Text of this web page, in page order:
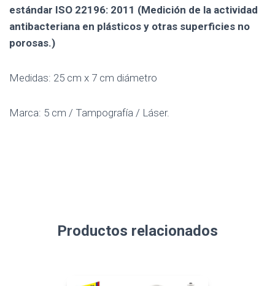
estándar ISO 22196: 2011 (Medición de la actividad
antibacteriana en plásticos y otras superficies no
porosas.)
Medidas: 25 cm x 7 cm diámetro
Marca: 5 cm / Tampografía / Láser.
Productos relacionados